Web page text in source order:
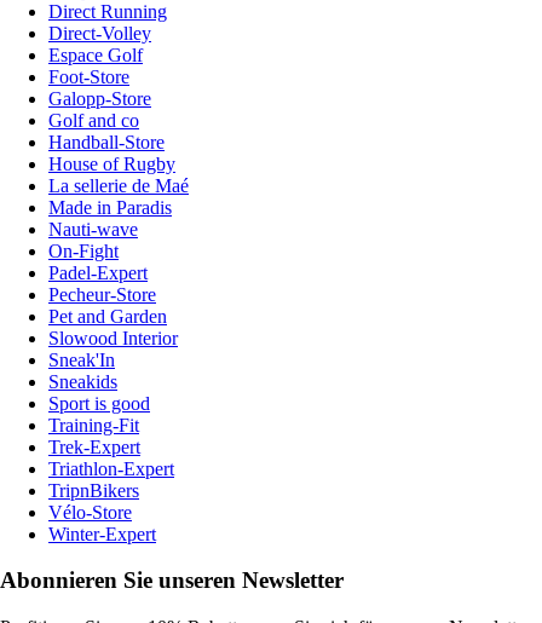
Direct Running
Direct-Volley
Espace Golf
Foot-Store
Galopp-Store
Golf and co
Handball-Store
House of Rugby
La sellerie de Maé
Made in Paradis
Nauti-wave
On-Fight
Padel-Expert
Pecheur-Store
Pet and Garden
Slowood Interior
Sneak'In
Sneakids
Sport is good
Training-Fit
Trek-Expert
Triathlon-Expert
TripnBikers
Vélo-Store
Winter-Expert
Abonnieren Sie unseren Newsletter